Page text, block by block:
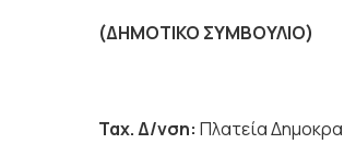
(ΔΗΜΟΤΙΚΟ
ΔΗΜΟΥ
Ταχ. Δ/νση: Πλατεία